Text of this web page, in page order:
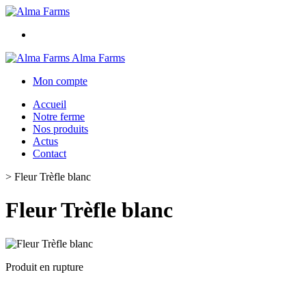
Alma Farms
Mon compte
Accueil
Notre ferme
Nos produits
Actus
Contact
> Fleur Trèfle blanc
Fleur Trèfle blanc
Produit en rupture